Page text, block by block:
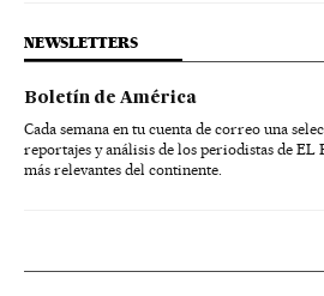
NEWSLETTERS
Boletín de América
Cada semana en tu cuenta de correo una
reportajes y análisis de los periodistas de EL
más relevantes del continente.